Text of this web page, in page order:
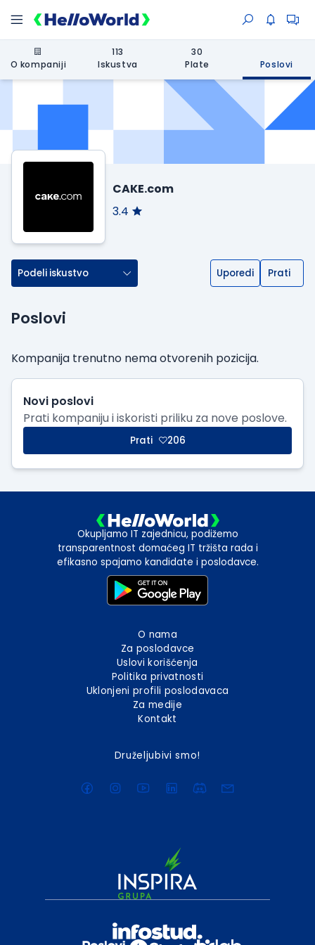
O kompaniji
113
Iskustva
30
Plate
Poslovi
CAKE.com
3.4
Podeli iskustvo Uporedi Prati
Poslovi
Kompanija trenutno nema otvorenih pozicija.
Novi poslovi
Prati kompaniju i iskoristi priliku za nove poslove.
Prati 206
Okupljamo IT zajednicu, podižemo
transparentnost domaćeg IT tržišta rada i
efikasno spajamo kandidate i poslodavce.
O nama
Za poslodavce
Uslovi korišćenja
Politika privatnosti
Uklonjeni profili poslodavaca
Za medije
Kontakt
Druželjubivi smo!